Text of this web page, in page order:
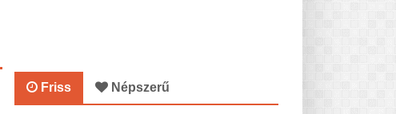
Friss Népszerű